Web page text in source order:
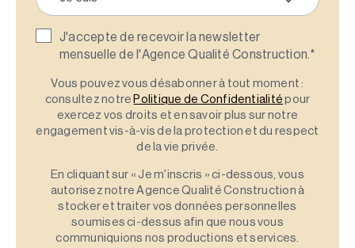
J'accepte de recevoir la newsletter
mensuelle de l'Agence Qualité Construction.*
Vous pouvez vous désabonner à tout moment :
consultez notre Politique de Confidentialité pour
exercez vos droits et en savoir plus sur notre
engagement vis-à-vis de la protection et du respect
de la vie privée.
En cliquant sur « Je m'inscris » ci-dessous, vous
autorisez notre Agence Qualité Construction à
stocker et traiter vos données personnelles
soumises ci-dessus afin que nous vous
communiquions nos productions et services.